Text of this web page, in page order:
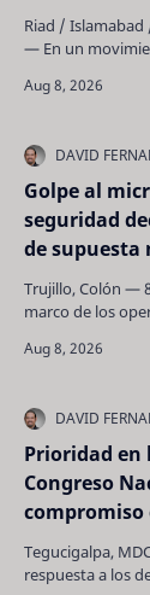
Riad /
— En un
Asia,…
Golpe al
seguridad
de supuesta
Trujillo, Colón — 8
marco de los
despl…
Prioridad en
Congreso
compromiso
alimentaria
Tegucigalpa, MDC
respuesta a los